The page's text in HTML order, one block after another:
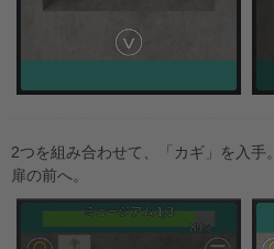
2つを組み合わせて、「カギ」を入手。
扉の前へ。